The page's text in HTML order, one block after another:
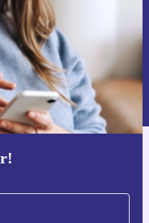
znajdują się w
refurbed